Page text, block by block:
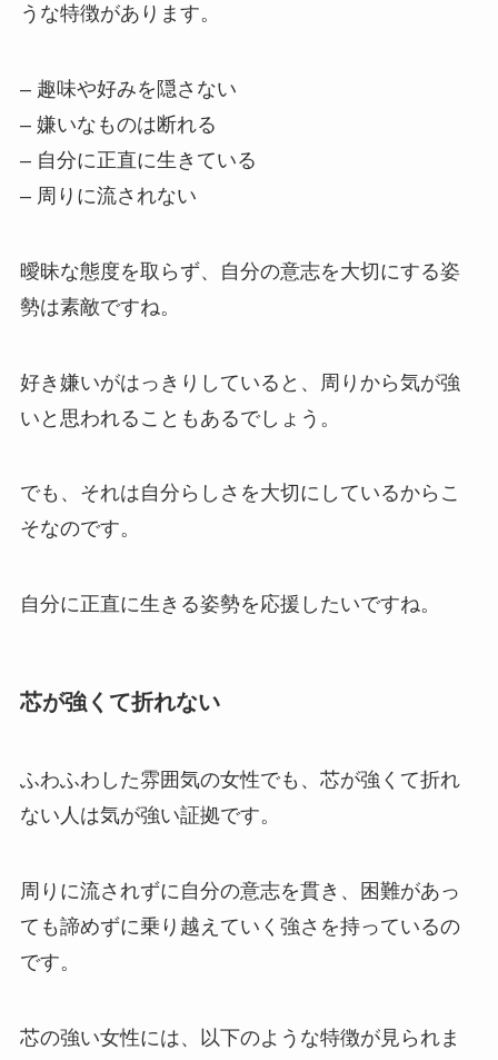
うな特徴があります。
– 趣味や好みを隠さない
– 嫌いなものは断れる
– 自分に正直に生きている
– 周りに流されない
曖昧な態度を取らず、自分の意志を大切にする姿
勢は素敵ですね。
好き嫌いがはっきりしていると、周りから気が強
いと思われることもあるでしょう。
でも、それは自分らしさを大切にしているからこ
そなのです。
自分に正直に生きる姿勢を応援したいですね。
芯が強くて折れない
ふわふわした雰囲気の女性でも、芯が強くて折れ
ない人は気が強い証拠です。
周りに流されずに自分の意志を貫き、困難があっ
ても諦めずに乗り越えていく強さを持っているの
です。
芯の強い女性には、以下のような特徴が見られま